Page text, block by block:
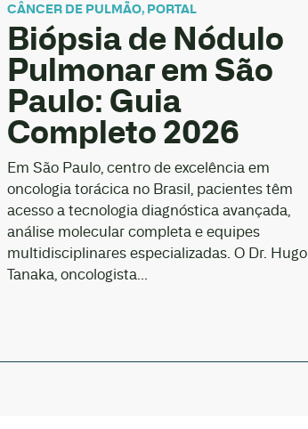
CÂNCER DE PULMÃO, PORTAL
Biópsia de Nódulo
Pulmonar em São
Paulo: Guia
Completo 2026
Em São Paulo, centro de excelência em
oncologia torácica no Brasil, pacientes têm
acesso a tecnologia diagnóstica avançada,
análise molecular completa e equipes
multidisciplinares especializadas. O Dr. Hugo
Tanaka, oncologista...